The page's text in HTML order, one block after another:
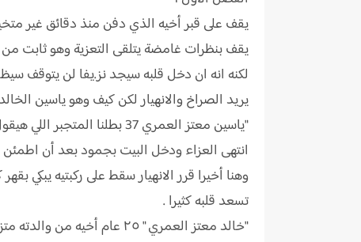
يقف على قبر أخيه الذي دفن منذ دقائق غير
يقف بنظرات غامضة يتلقى التعزية وهو ثابت من
لكنه انه ان دخل قلبه سيجد نز.يفا لن يتوقف
يريد الصراخ والانهيار لكن كيف وهو ياسين
"ياسين معتز العمري 37 بطلنا المتجبر اللي هيقول زي بطل اي رواية هأقولوا استنى وشوف بطلنا مختلف تماما "
انتهى العزاء ودخل البيت بجمود بعد أن اطمئن
وهنا أخيرا قرر الانهيار سقط على ركبتيه
تسعد قلبه كثيرا .
"خالد معتز العمري " ٢٥ عام أخيه من والدته متزوج ابنة خاله مريم ولديه طفل.